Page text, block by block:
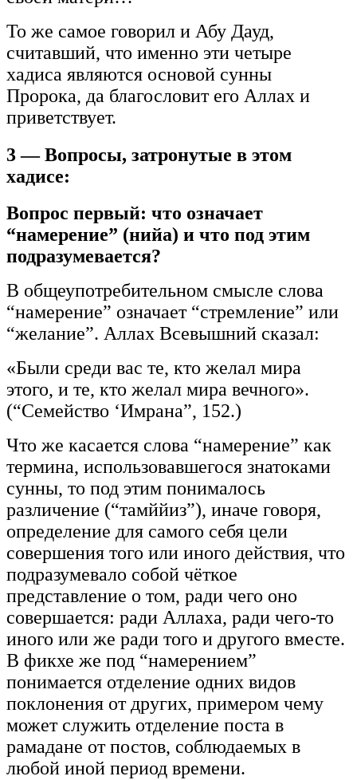
То же самое говорил и Абу Дауд,
считавший, что именно эти четыре
хадиса являются основой сунны
Пророка, да благословит его Аллах и
приветствует.
3 — Вопросы, затронутые в этом
хадисе:
Вопрос первый: что означает
“намерение” (нийа) и что под этим
подразумевается?
В общеупотребительном смысле слова
“намерение” означает “стремление” или
“желание”. Аллах Всевышний сказал:
«Были среди вас те, кто желал мира
этого, и те, кто желал мира вечного».
(“Семейство ‘Имрана”, 152.)
Что же касается слова “намерение” как
термина, использовавшегося знатоками
сунны, то под этим понималось
различение (“тамййиз”), иначе говоря,
определение для самого себя цели
совершения того или иного действия, что
подразумевало собой чёткое
представление о том, ради чего оно
совершается: ради Аллаха, ради чего-то
иного или же ради того и другого вместе.
В фикхе же под “намерением”
понимается отделение одних видов
поклонения от других, примером чему
может служить отделение поста в
рамадане от постов, соблюдаемых в
любой иной период времени.